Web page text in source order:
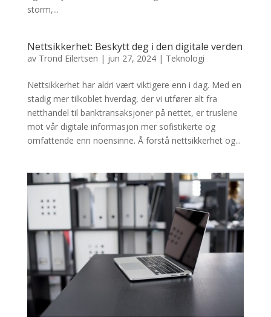
storm,...
Nettsikkerhet: Beskytt deg i den digitale verden
av Trond Eilertsen | jun 27, 2024| Teknologi
Nettsikkerhet har aldri vært viktigere enn i dag. Med en
stadig mer tilkoblet hverdag, der vi utfører alt fra
netthandel til banktransaksjoner på nettet, er truslene
mot vår digitale informasjon mer sofistikerte og
omfattende enn noensinne. Å forstå nettsikkerhet og...